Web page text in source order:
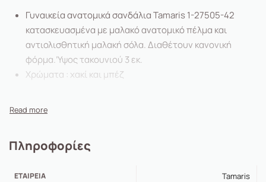
Γυναικεία ανατομικά σανδάλια Tamaris 1-27505-42
κατασκευασμένα με μαλακό ανατομικό πέλμα και
αντιολισθητική μαλακή σόλα. Διαθέτουν κανονική
φόρμα.’Υψος τακουνιού 3 εκ.
Χρώματα : χακί και μπέζ
Πληροφορίες
ΕΤΑΙΡΕΊΑ Tamaris